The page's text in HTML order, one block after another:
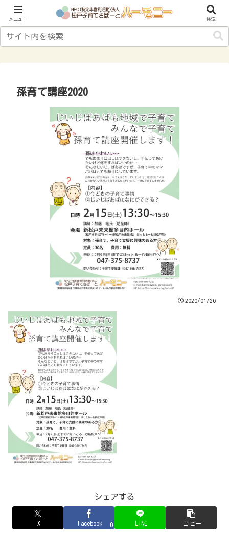
子育てにやさしいまち“松戸”をめざして
孫育て講座2020
2020/01/26
シェアする
X Facebook 0 LINE コピー
メニュー 検索